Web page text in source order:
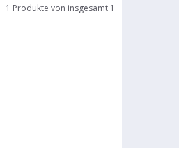
1 Produkte von insgesamt 1